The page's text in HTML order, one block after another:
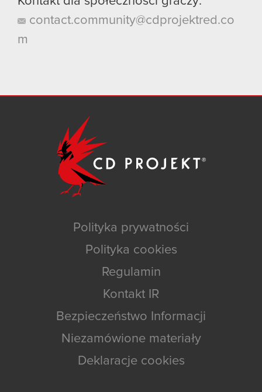
contact.community@cdprojektred.co
m
Polityka prywatności
Polityka cookies
Regulamin
Kontakt IR
Bezpieczeństwo Informacji
Niezamówione materiały
Deklaracje cookies